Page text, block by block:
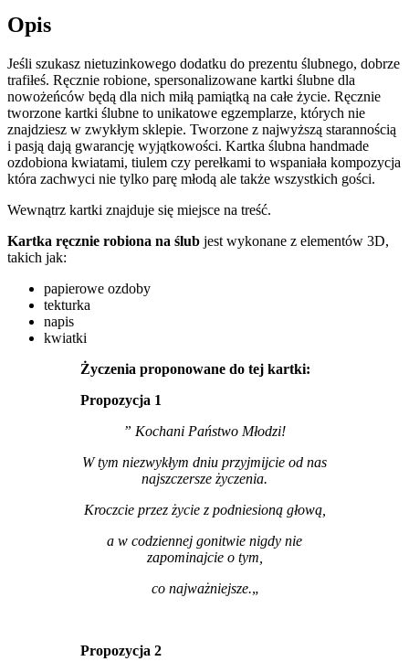
Opis
Jeśli szukasz nietuzinkowego dodatku do prezentu ślubnego, dobrze
trafiłeś. Ręcznie robione, spersonalizowane kartki ślubne dla
nowożeńców będą dla nich miłą pamiątką na całe życie. Ręcznie
tworzone kartki ślubne to unikatowe egzemplarze, których nie
znajdziesz w zwykłym sklepie. Tworzone z najwyższą starannością
i pasją dają gwarancję wyjątkowości. Kartka ślubna handmade
ozdobiona kwiatami, tiulem czy perełkami to wspaniała kompozycja
która zachwyci nie tylko parę młodą ale także wszystkich gości.
Wewnątrz kartki znajduje się miejsce na treść.
Kartka ręcznie robiona na ślub jest wykonane z elementów 3D,
takich jak:
papierowe ozdoby
tekturka
napis
kwiatki
Życzenia proponowane do tej kartki:
Propozycja 1
” Kochani Państwo Młodzi!
W tym niezwykłym dniu przyjmijcie od nas
najszczersze życzenia.
Kroczcie przez życie z podniesioną głową,
a w codziennej gonitwie nigdy nie
zapominajcie o tym,
co najważniejsze.„
Propozycja 2